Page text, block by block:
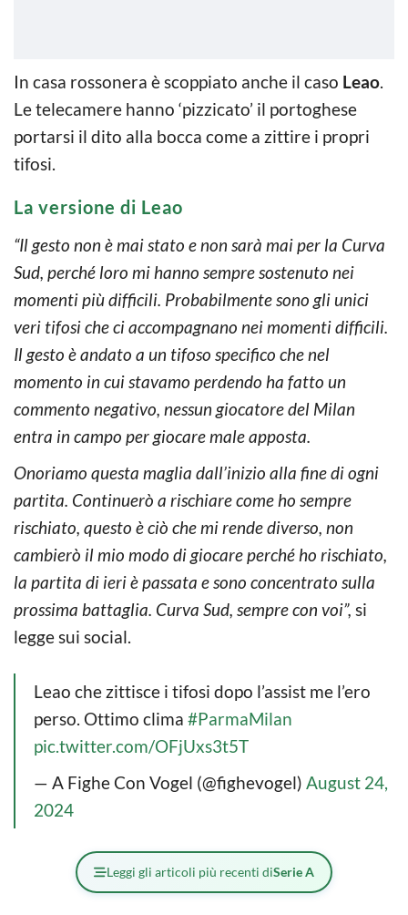
In casa rossonera è scoppiato anche il caso Leao.
Le telecamere hanno ‘pizzicato’ il portoghese
portarsi il dito alla bocca come a zittire i propri
tifosi.
La versione di Leao
“Il gesto non è mai stato e non sarà mai per la Curva
Sud, perché loro mi hanno sempre sostenuto nei
momenti più difficili. Probabilmente sono gli unici
veri tifosi che ci accompagnano nei momenti difficili.
Il gesto è andato a un tifoso specifico che nel
momento in cui stavamo perdendo ha fatto un
commento negativo, nessun giocatore del Milan
entra in campo per giocare male apposta.
Onoriamo questa maglia dall’inizio alla fine di ogni
partita. Continuerò a rischiare come ho sempre
rischiato, questo è ciò che mi rende diverso, non
cambierò il mio modo di giocare perché ho rischiato,
la partita di ieri è passata e sono concentrato sulla
prossima battaglia. Curva Sud, sempre con voi”, si
legge sui social.
Leao che zittisce i tifosi dopo l’assist me l’ero
perso. Ottimo clima #ParmaMilan
pic.twitter.com/OFjUxs3t5T
— A Fighe Con Vogel (@fighevogel) August 24,
2024
Leggi gli articoli più recenti diSerie A